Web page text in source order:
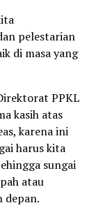
pelestarian
di masa yang
PPKL
kasih atas
karena ini
harus kita
sungai
atau
depan.